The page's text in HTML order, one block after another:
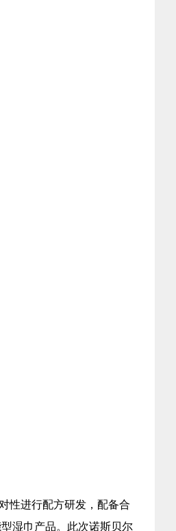
性进行配方研发，配备合
湿巾产品。此次诺斯贝尔